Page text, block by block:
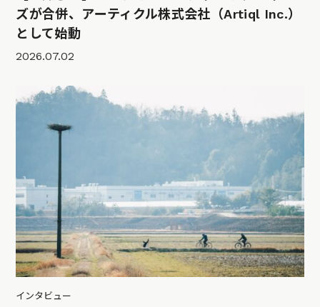
ズが合併、アーティクル株式会社（Artiql Inc.）
として始動
2026.07.02
インタビュー